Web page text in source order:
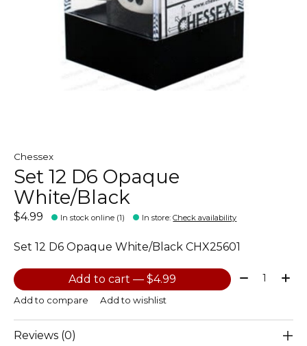
Chessex
Set 12 D6 Opaque
White/Black
$4.99 In stock online (1) In store:Check availability
Set 12 D6 Opaque White/Black CHX25601
Add to cart — $4.99 Quantity:
Add to compare Add to wishlist
Reviews (0)